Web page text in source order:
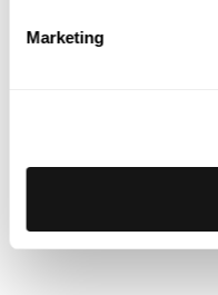
Marketing